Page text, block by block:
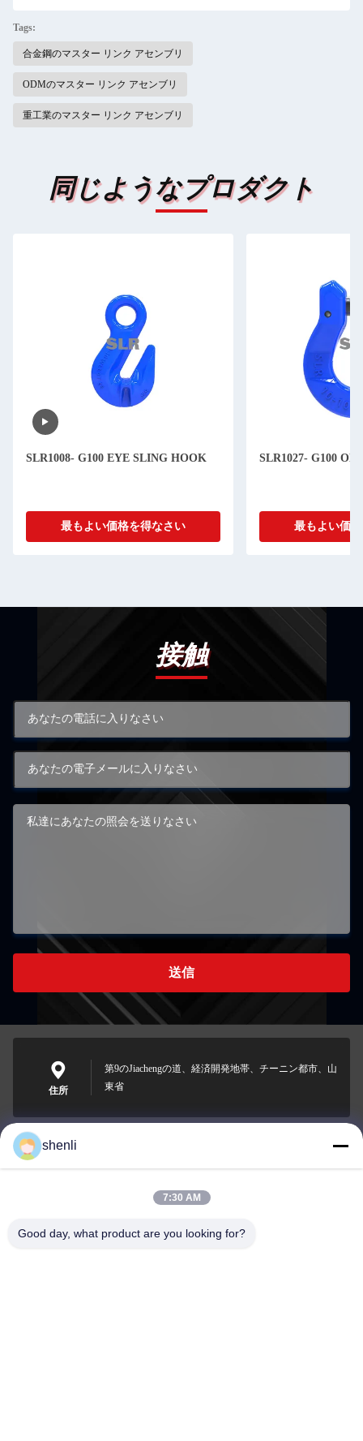
Tags:
合金鋼のマスター リンク アセンブリ
ODMのマスター リンク アセンブリ
重工業のマスター リンク アセンブリ
同じようなプロダクト
SLR1008- G100 EYE SLING HOOK
最もよい価格を得なさい
SLR1027- G100
最もよい価
接触
送信
住所
第9のJiachengの道、経済開発地帯、チーニン都市、山
東省
shenli@shenlirigging.com
shenli
7:30 AM
Good day, what product are you looking for?